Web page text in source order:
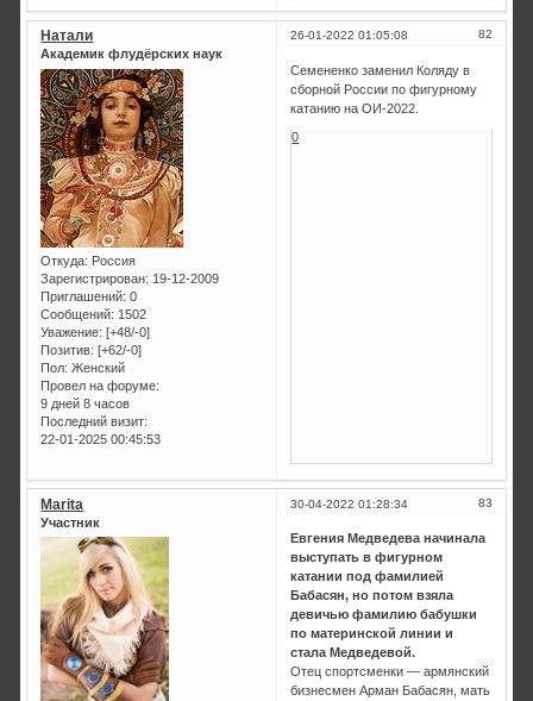
82
26-01-2022 01:05:08
Натали
Академик флудёрских наук
Откуда: Россия
Зарегистрирован: 19-12-2009
Приглашений: 0
Сообщений: 1502
Уважение: [+48/-0]
Позитив: [+62/-0]
Пол: Женский
Провел на форуме:
9 дней 8 часов
Последний визит:
22-01-2025 00:45:53
Семененко заменил Коляду в
сборной России по фигурному
катанию на ОИ-2022.
0
83
30-04-2022 01:28:34
Marita
Участник
Евгения Медведева начинала
выступать в фигурном
катании под фамилией
Бабасян, но потом взяла
девичью фамилию бабушки
по материнской линии и
стала Медведевой.
Отец спортсменки — армянский
бизнесмен Арман Бабасян, мать